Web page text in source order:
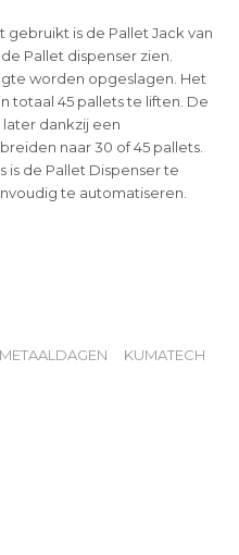
gebruikt is de Pallet Jack van
Pallet dispenser zien.
worden opgeslagen. Het
totaal 45 pallets te liften. De
dankzij een
naar 30 of 45 pallets.
is de Pallet Dispenser te
te automatiseren.
KUMATECH